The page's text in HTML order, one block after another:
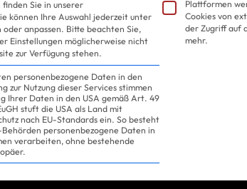
Valeria
318 EUR
Sie in unserer
können Ihre Auswahl jederzeit unter
anpassen. Bitte beachten Sie,
Einstellungen möglicherweise nicht
zur Verfügung stehen.
personenbezogene Daten in den
zur Nutzung dieser Services stimmen
Ihrer Daten in den USA gemäß Art. 49
stuft die USA als Land mit
nach EU-Standards ein. So besteht
Behörden personenbezogene Daten in
verarbeiten, ohne bestehende
Plattformen
Cookies von
der Zugriff auf
mehr.